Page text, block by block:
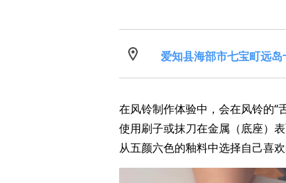
爱知县海部市七宝町远
在风铃制作体验中，会在风铃的“
使用刷子或抹刀在金属（底座）
从五颜六色的釉料中选择自己喜